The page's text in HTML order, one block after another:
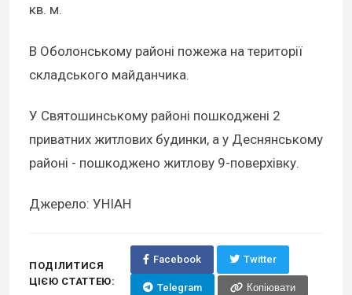
кв. м.
В Оболонському районі пожежа на території
складського майданчика.
У Святошинському районі пошкоджені 2
приватних житлових будинки, а у Деснянському
районі - пошкоджено житлову 9-поверхівку.
Джерело: УНІАН
ПОДІЛИТИСЯ
ЦІЄЮ СТАТТЕЮ:
Facebook Twitter
Telegram Копіювати